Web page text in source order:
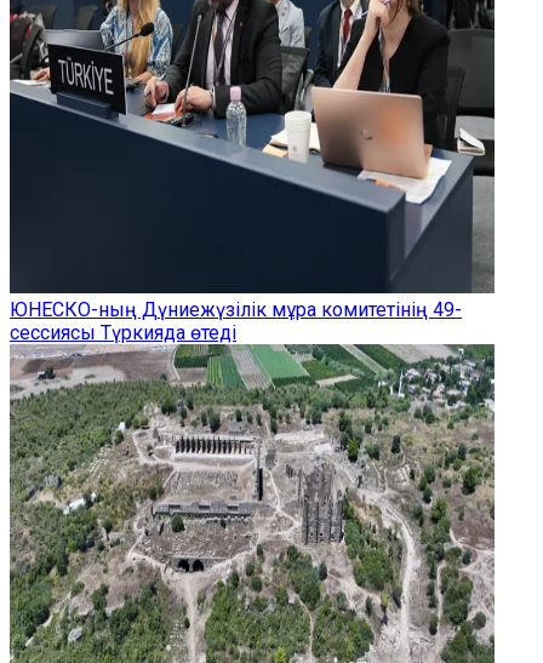
ЮНЕСКО-ның Дүниежүзілік мұра комитетінің 49-
сессиясы Түркияда өтеді